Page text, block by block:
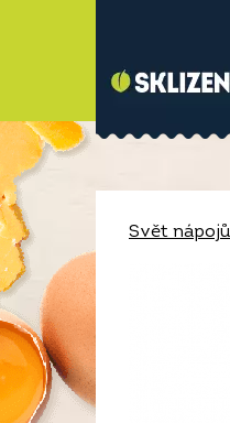
Svět nápojů